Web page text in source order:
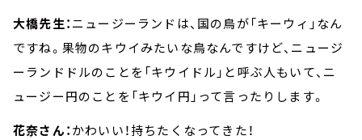
大橋先生：ニュージーランドは、国の鳥が「キーウィ」なん
ですね。果物のキウイみたいな鳥なんですけど、ニュージ
ーランドドルのことを「キウイドル」と呼ぶ人もいて、ニ
ュージー円のことを「キウイ円」って言ったりします。
花奈さん：かわいい！持ちたくなってきた！